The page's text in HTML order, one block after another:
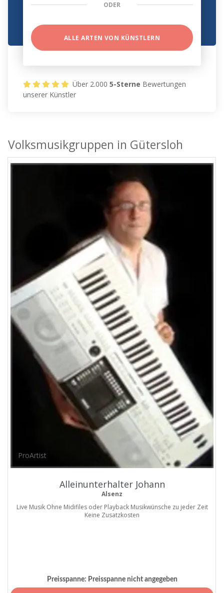
ODER
ALLE ARTEN VON KÜNSTLERN
Über 2.0005-Sterne Bewertungen
unserer Künstler
Volksmusikgruppen in Gütersloh
ProArtist
Alleinunterhalter Johann
Alsenz
Live Musik Ohne Midifiles oder Playback Musikwünsche zu jeder Zeit
Keine Zusatzkosten
Preisspanne: Preisspanne nicht angegeben